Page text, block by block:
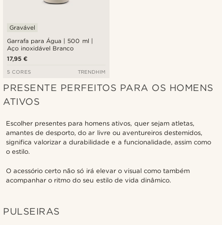
Garrafa para Água | 500 ml |
Aço inoxidável Branco
Gravável
17,95 €
5 CORES TRENDHIM
PRESENTE PERFEITOS PARA OS HOMENS
ATIVOS
Escolher presentes para homens ativos, quer sejam atletas,
amantes de desporto, do ar livre ou aventureiros destemidos,
significa valorizar a durabilidade e a funcionalidade, assim como
o estilo.
O acessório certo não só irá elevar o visual como também
acompanhar o ritmo do seu estilo de vida dinâmico.
PULSEIRAS